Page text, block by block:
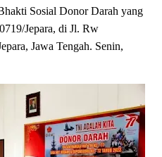
Sosial Donor Darah yang
Jepara, di Jl. Rw
Jawa Tengah. Senin,